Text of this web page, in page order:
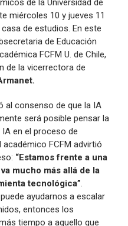
de la Universidad de
miércoles 10 y jueves 11
de estudios. En este
de Educación
FCFM U. de Chile,
de la vicerrectora de
al consenso de que la IA
será posible pensar la
en el proceso de
FCFM advirtió
“Estamos frente a una
mucho más allá de la
tecnológica”.
ayudarnos a escalar
entonces los
tiempo a aquello que